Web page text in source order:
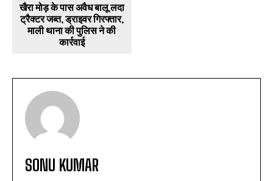
खैरा मोड़ के पास अवैध बालू लदा
ट्रैक्टर जब्त, ड्राइवर गिरफ्तार,
माली थाना की पुलिस ने की
कार्रवाई
SONU KUMAR